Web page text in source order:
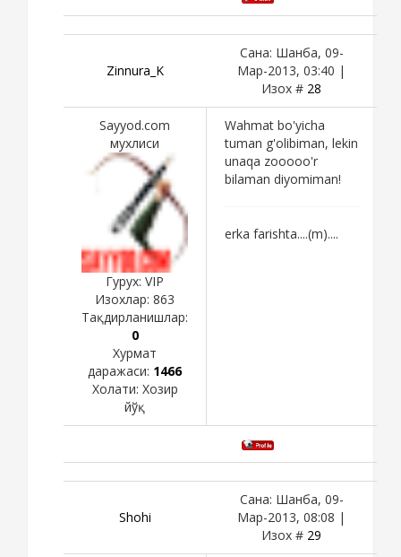
Zinnura_K
Сана: Шанба, 09-
Мар-2013, 03:40 |
Изох # 28
Sayyod.com
мухлиси
Гурух: VIP
Изохлар: 863
Тақдирланишлар:
0
Хурмат
даражаси: 1466
Холати: Хозир
йўқ
Wahmat bo'yicha
tuman g'olibiman, lekin
unaqa zooooo'r
bilaman diyomiman!
erka farishta....(m)....
Shohi
Сана: Шанба, 09-
Мар-2013, 08:08 |
Изох # 29